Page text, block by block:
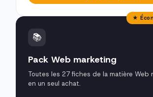
★
📚
Pack Web marketing
Toutes les 27 fiches de la matière Web
en un seul achat.